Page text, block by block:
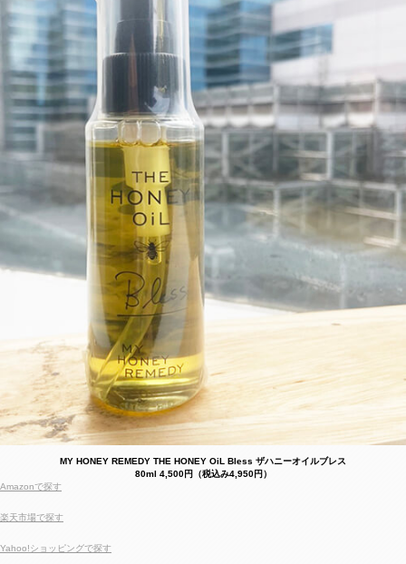
MY HONEY REMEDY THE HONEY OiL Bless ザハニーオイルブレス
80ml 4,500円（税込み4,950円）
Amazonで探す
楽天市場で探す
Yahoo!ショッピングで探す